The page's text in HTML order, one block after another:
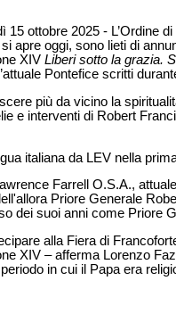
15 ottobre 2025 - L’Ordine
apre oggi, sono lieti di
XIV Liberi sotto la grazia.
Pontefice scritti
più da vicino la
e interventi di Robert
italiana da LEV nella
Farrell O.S.A.,
Priore Generale
dei suoi anni come Priore
alla Fiera di
XIV – afferma Lorenzo
in cui il Papa era